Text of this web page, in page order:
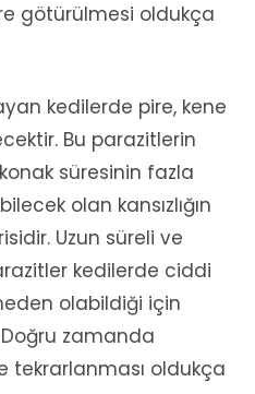
götürülmesi oldukça
kedilerde pire, kene
Bu parazitlerin
konak süresinin fazla
olan kansızlığın
Uzun süreli ve
kedilerde ciddi
olabildiği için
Doğru zamanda
tekrarlanması oldukça